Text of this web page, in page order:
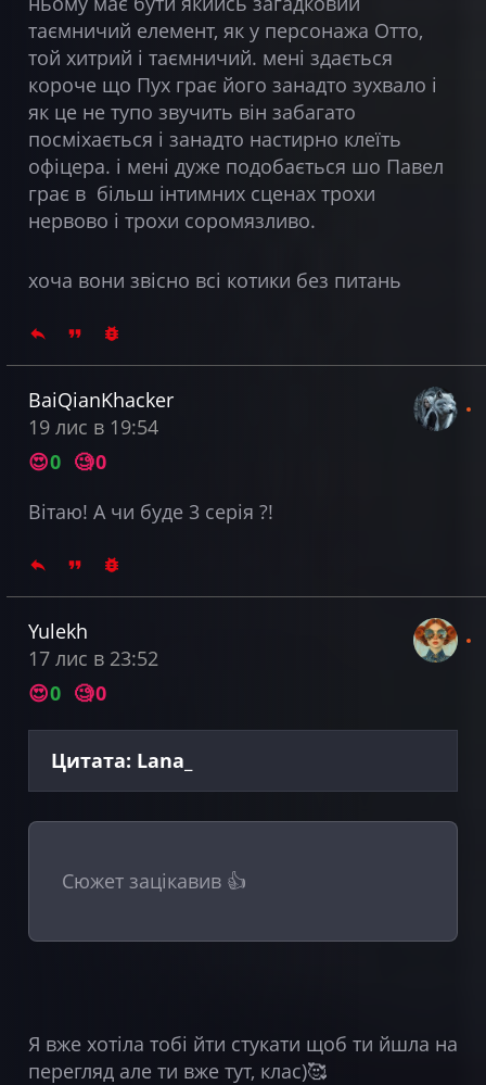
таємничий елемент, як у персонажа Отто,
той хитрий і таємничий. мені здається
короче що Пух грає його занадто зухвало і
як це не тупо звучить він забагато
посміхається і занадто настирно клеїть
офіцера. і мені дуже подобається шо Павел
грає в більш інтимних сценах трохи
нервово і трохи соромязливо.
хоча вони звісно всі котики без питань
BaiQianKhacker
19 лис в 19:54
😍0 🧐0
Вітаю! А чи буде 3 серія ?!
Yulekh
17 лис в 23:52
😍0 🧐0
Цитата: Lana_
Сюжет зацікавив 👍
Я вже хотіла тобі йти стукати щоб ти йшла на
перегляд але ти вже тут, клас)🥰